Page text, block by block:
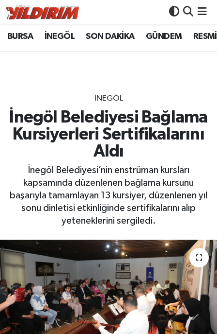
BURSA İNEGÖL SON DAKİKA GÜNDEM
İNEGÖL
İnegöl Belediyesi Bağlama
Kursiyerleri Sertifikalarını
Aldı
İnegöl Belediyesi’nin enstrüman kursları
kapsamında düzenlenen bağlama kursunu
başarıyla tamamlayan 13 kursiyer, düzenlenen yıl
sonu dinletisi etkinliğinde sertifikalarını alıp
yeteneklerini sergiledi.
BURSA
GÜNDEM
RESMİ İLANLAR
SİYASET
YAŞAM
Bursa Nöbetçi Eczaneler
Bursa Trafik Yoğunluk Haritası
Süper Lig Puan Durumu ve Fikstür
Son Dakika Haberleri
Haber Arşivi